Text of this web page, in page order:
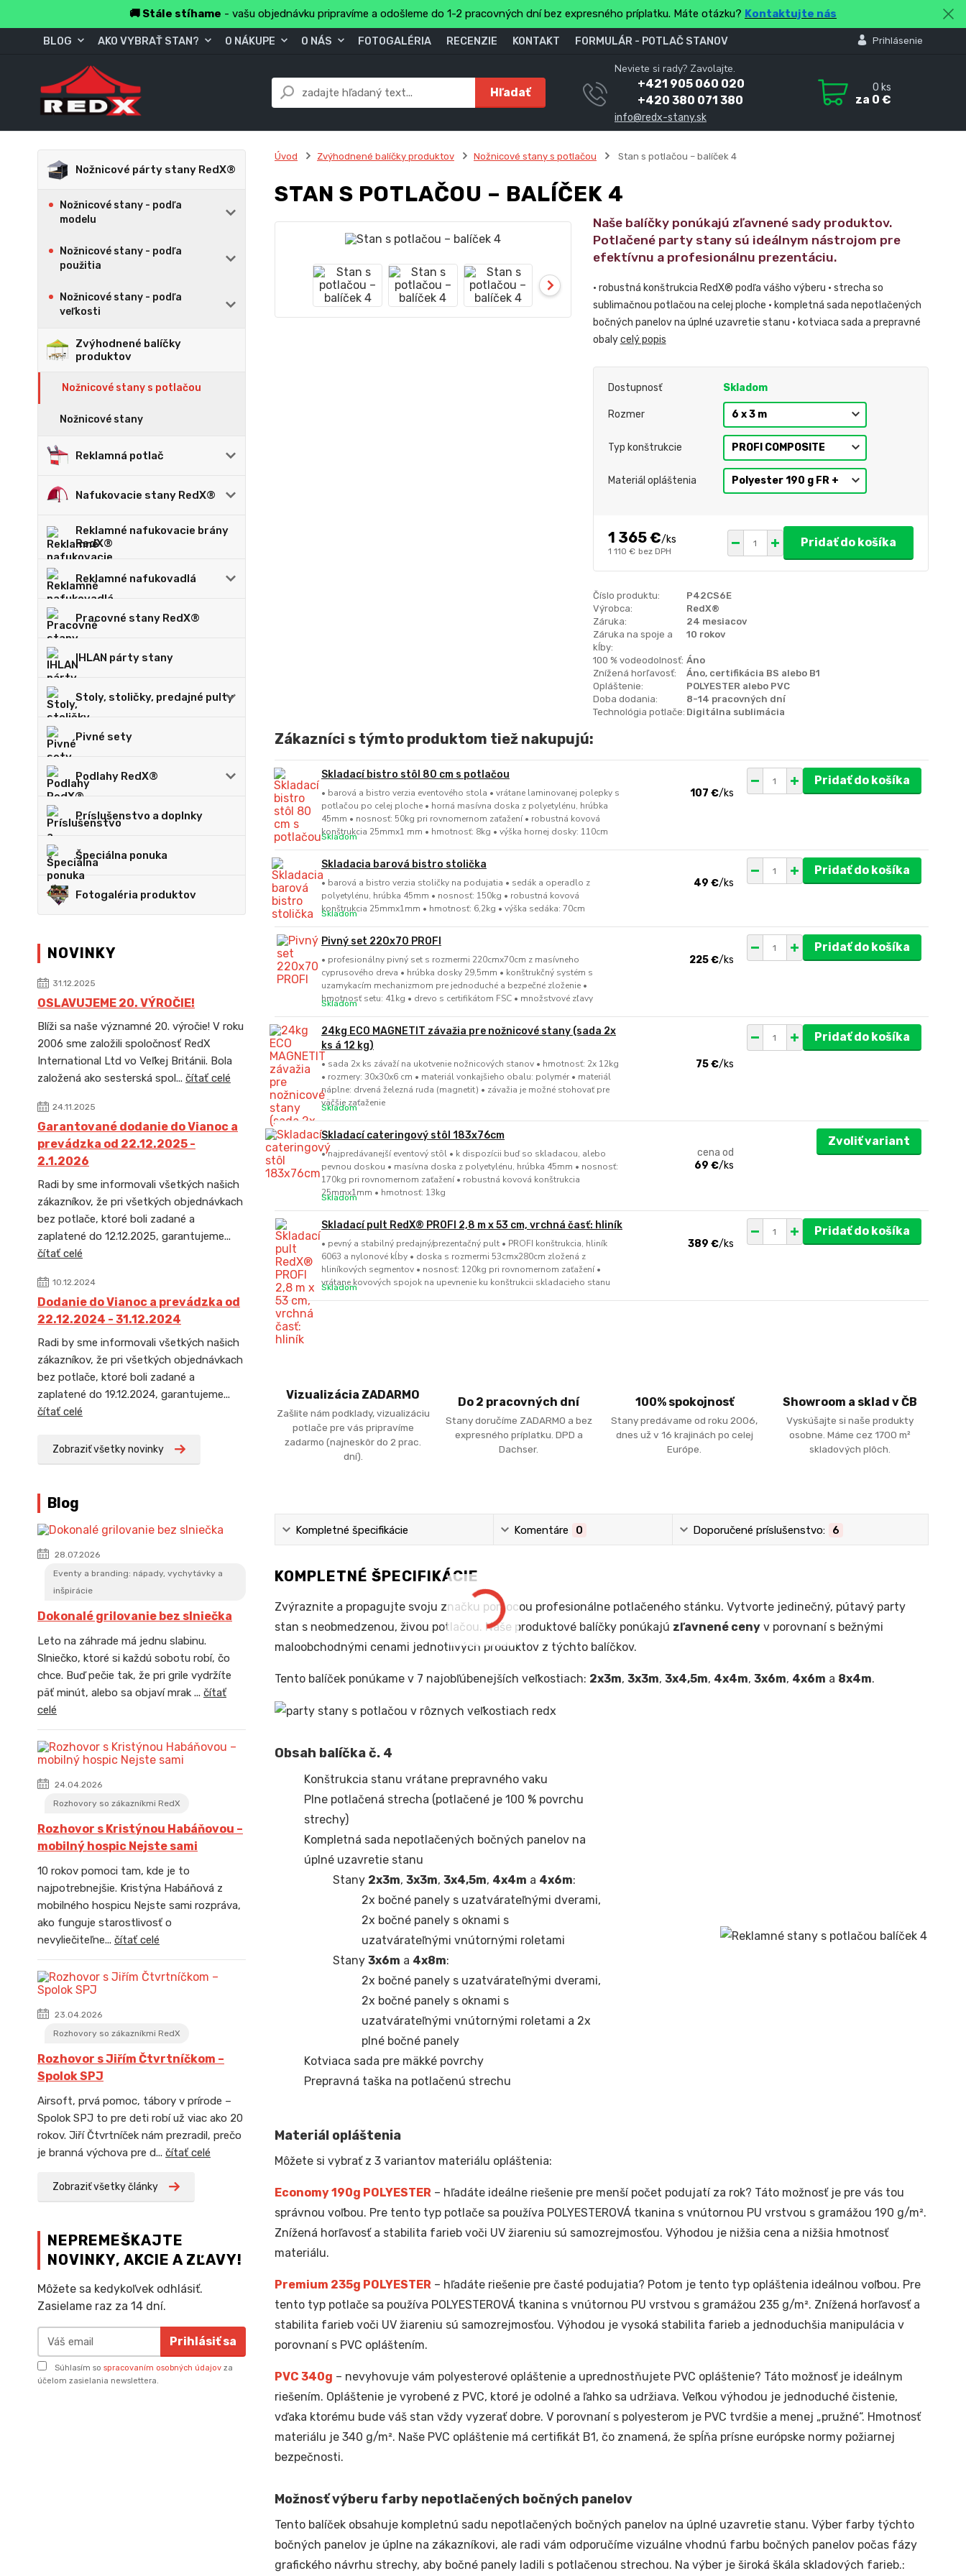
🚚 Stále stíhame - vašu objednávku pripravíme a odošleme do 1-2 pracovných dní bez expresného príplatku. Máte otázku? Kontaktujte nás
BLOG AKO VYBRAŤ STAN? O NÁKUPE O NÁS FOTOGALÉRIA RECENZIE KONTAKT FORMULÁR - POTLAČ STANOV Prihlásenie
Hľadať
Neviete si rady? Zavolajte.
+421 905 060 020
+420 380 071 380
info@redx-stany.sk
0 ks
za 0 €
Nožnicové párty stany RedX®
Nožnicové stany - podľa
modelu
Nožnicové stany - podľa
použitia
Nožnicové stany - podľa
veľkosti
Zvýhodnené balíčky
produktov
Nožnicové stany s potlačou
Nožnicové stany
Reklamná potlač
Nafukovacie stany RedX®
Reklamné nafukovacie brány
RedX®
Reklamné nafukovadlá
Pracovné stany RedX®
IHLAN párty stany
Stoly, stoličky, predajné pulty
Pivné sety
Podlahy RedX®
Príslušenstvo a doplnky
Špeciálna ponuka
Fotogaléria produktov
NOVINKY
31.12.2025
OSLAVUJEME 20. VÝROČIE!
Blíži sa naše významné 20. výročie! V roku
2006 sme založili spoločnosť RedX
International Ltd vo Veľkej Británii. Bola
založená ako sesterská spol... čítať celé
24.11.2025
Garantované dodanie do Vianoc a
prevádzka od 22.12.2025 -
2.1.2026
Radi by sme informovali všetkých našich
zákazníkov, že pri všetkých objednávkach
bez potlače, ktoré boli zadané a
zaplatené do 12.12.2025, garantujeme...
čítať celé
10.12.2024
Dodanie do Vianoc a prevádzka od
22.12.2024 - 31.12.2024
Radi by sme informovali všetkých našich
zákazníkov, že pri všetkých objednávkach
bez potlače, ktoré boli zadané a
zaplatené do 19.12.2024, garantujeme...
čítať celé
Zobraziť všetky novinky
Blog
28.07.2026
Eventy a branding: nápady, vychytávky a
inšpirácie
Dokonalé grilovanie bez slniečka
Leto na záhrade má jednu slabinu.
Slniečko, ktoré si každú sobotu robí, čo
chce. Buď pečie tak, že pri grile vydržíte
päť minút, alebo sa objaví mrak ... čítať
celé
24.04.2026
Rozhovory so zákazníkmi RedX
Rozhovor s Kristýnou Habáňovou –
mobilný hospic Nejste sami
10 rokov pomoci tam, kde je to
najpotrebnejšie. Kristýna Habáňová z
mobilného hospicu Nejste sami rozpráva,
ako funguje starostlivosť o
nevyliečiteľne... čítať celé
23.04.2026
Rozhovory so zákazníkmi RedX
Rozhovor s Jiřím Čtvrtníčkom –
Spolok SPJ
Airsoft, prvá pomoc, tábory v prírode –
Spolok SPJ to pre deti robí už viac ako 20
rokov. Jiří Čtvrtníček nám prezradil, prečo
je branná výchova pre d... čítať celé
Zobraziť všetky články
NEPREMEŠKAJTE
NOVINKY, AKCIE A ZĽAVY!
Môžete sa kedykoľvek odhlásiť.
Zasielame raz za 14 dní.
Prihlásiť sa
Súhlasím so spracovaním osobných údajov za
účelom zasielania newslettera.
Úvod Zvýhodnené balíčky produktov Nožnicové stany s potlačou Stan s potlačou – balíček 4
STAN S POTLAČOU – BALÍČEK 4
Naše balíčky ponúkajú zľavnené sady produktov.
Potlačené party stany sú ideálnym nástrojom pre
efektívnu a profesionálnu prezentáciu.
• robustná konštrukcia RedX® podľa vášho výberu • strecha so
sublimačnou potlačou na celej ploche • kompletná sada nepotlačených
bočných panelov na úplné uzavretie stanu • kotviaca sada a prepravné
obalycelý popis
Dostupnosť Skladom
Rozmer
Typ konštrukcie
Materiál opláštenia
1 365 €/ks
1 110 € bez DPH
Pridať do košíka
Číslo produktu:
P42CS6E
Výrobca:
RedX®
Záruka:
24 mesiacov
Záruka na spoje a
kĺby:
10 rokov
100 % vodeodolnosť: Áno
Znížená horľavosť:
Áno, certifikácia BS alebo B1
Opláštenie:
POLYESTER alebo PVC
Doba dodania:
8-14 pracovných dní
Technológia potlače: Digitálna sublimácia
Zákazníci s týmto produktom tiež nakupujú:
Skladací bistro stôl 80 cm s potlačou
• barová a bistro verzia eventového stola • vrátane laminovanej polepky s
potlačou po celej ploche • horná masívna doska z polyetylénu, hrúbka
45mm • nosnosť: 50kg pri rovnomernom zaťažení • robustná kovová
konštrukcia 25mmx1 mm • hmotnosť: 8kg • výška hornej dosky: 110cm
107 €/ks
Skladom
Pridať do košíka
Skladacia barová bistro stolička
• barová a bistro verzia stoličky na podujatia • sedák a operadlo z
polyetylénu, hrúbka 45mm • nosnosť: 150kg • robustná kovová
konštrukcia 25mmx1mm • hmotnosť: 6,2kg • výška sedáka: 70cm
49 €/ks
Skladom
Pridať do košíka
Pivný set 220x70 PROFI
• profesionálny pivný set s rozmermi 220cmx70cm z masívneho
cyprusového dreva • hrúbka dosky 29,5mm • konštrukčný systém s
uzamykacím mechanizmom pre jednoduché a bezpečné zloženie •
hmotnosť setu: 41kg • drevo s certifikátom FSC • množstvové zľavy
225 €/ks
Skladom
Pridať do košíka
24kg ECO MAGNETIT závažia pre nožnicové stany (sada 2x
ks á 12 kg)
• sada 2x ks závaží na ukotvenie nožnicových stanov • hmotnosť: 2x 12kg
• rozmery: 30x30x6 cm • materiál vonkajšieho obalu: polymér • materiál
náplne: drvená železná ruda (magnetit) • závažia je možné stohovať pre
väčšie zaťaženie
75 €/ks
Skladom
Pridať do košíka
Skladací cateringový stôl 183x76cm
• najpredávanejší eventový stôl • k dispozícii buď so skladacou, alebo
pevnou doskou • masívna doska z polyetylénu, hrúbka 45mm • nosnosť:
170kg pri rovnomernom zaťažení • robustná kovová konštrukcia
25mmx1mm • hmotnosť: 13kg
cena od
69 €/ks
Skladom
Zvoliť variant
Skladací pult RedX® PROFI 2,8 m x 53 cm, vrchná časť: hliník
• pevný a stabilný predajný/prezentačný pult • PROFI konštrukcia, hliník
6063 a nylonové kĺby • doska s rozmermi 53cmx280cm zložená z
hliníkových segmentov • nosnosť: 120kg pri rovnomernom zaťažení •
vrátane kovových spojok na upevnenie ku konštrukcii skladacieho stanu
389 €/ks
Skladom
Pridať do košíka
Vizualizácia ZADARMO
Zašlite nám podklady, vizualizáciu
potlače pre vás pripravíme
zadarmo (najneskôr do 2 prac.
dní).
Do 2 pracovných dní
Stany doručíme ZADARMO a bez
expresného príplatku. DPD a
Dachser.
100% spokojnosť
Stany predávame od roku 2006,
dnes už v 16 krajinách po celej
Európe.
Showroom a sklad v ČB
Vyskúšajte si naše produkty
osobne. Máme cez 1700 m²
skladových plôch.
Kompletné špecifikácie Komentáre 0 Doporučené príslušenstvo: 6
KOMPLETNÉ ŠPECIFIKÁCIE
Zvýraznite a propagujte svoju značku pomocou profesionálne potlačeného stánku. Vytvorte jedinečný, pútavý party
stan s neobmedzenou, živou potlačou. Naše produktové balíčky ponúkajú zľavnené cenyv porovnaní s bežnými
maloobchodnými cenami jednotlivých produktov z týchto balíčkov.
Tento balíček ponúkame v 7 najobľúbenejších veľkostiach: 2x3m, 3x3m, 3x4,5m, 4x4m, 3x6m, 4x6m a 8x4m.
Obsah balíčka č. 4
Konštrukcia stanu vrátane prepravného vaku
Plne potlačená strecha (potlačené je 100 % povrchu
strechy)
Kompletná sada nepotlačených bočných panelov na
úplné uzavretie stanu
Stany 2x3m, 3x3m, 3x4,5m, 4x4m a 4x6m:
2x bočné panely s uzatvárateľnými dverami,
2x bočné panely s oknami s
uzatvárateľnými vnútornými roletami
Stany 3x6m a 4x8m:
2x bočné panely s uzatvárateľnými dverami,
2x bočné panely s oknami s
uzatvárateľnými vnútornými roletami a 2x
plné bočné panely
Kotviaca sada pre mäkké povrchy
Prepravná taška na potlačenú strechu
Materiál opláštenia
Môžete si vybrať z 3 variantov materiálu opláštenia:
Economy 190g POLYESTER– hľadáte ideálne riešenie pre menší počet podujatí za rok? Táto možnosť je pre vás tou
správnou voľbou. Pre tento typ potlače sa používa POLYESTEROVÁ tkanina s vnútornou PU vrstvou s gramážou 190 g/m².
Znížená horľavosť a stabilita farieb voči UV žiareniu sú samozrejmosťou. Výhodou je nižšia cena a nižšia hmotnosť
materiálu.
Premium 235g POLYESTER– hľadáte riešenie pre časté podujatia? Potom je tento typ opláštenia ideálnou voľbou. Pre
tento typ potlače sa používa POLYESTEROVÁ tkanina s vnútornou PU vrstvou s gramážou 235 g/m². Znížená horľavosť a
stabilita farieb voči UV žiareniu sú samozrejmosťou. Výhodou je vysoká stabilita farieb a jednoduchšia manipulácia v
porovnaní s PVC opláštením.
PVC 340g – nevyhovuje vám polyesterové opláštenie a uprednostňujete PVC opláštenie? Táto možnosť je ideálnym
riešením. Opláštenie je vyrobené z PVC, ktoré je odolné a ľahko sa udržiava. Veľkou výhodou je jednoduché čistenie,
vďaka ktorému bude váš stan vždy vyzerať dobre. V porovnaní s polyesterom je PVC tvrdšie a menej „pružné“. Hmotnosť
materiálu je 340 g/m². Naše PVC opláštenie má certifikát B1, čo znamená, že spĺňa prísne európske normy požiarnej
bezpečnosti.
Možnosť výberu farby nepotlačených bočných panelov
Tento balíček obsahuje kompletnú sadu nepotlačených bočných panelov na úplné uzavretie stanu. Výber farby týchto
bočných panelov je úplne na zákazníkovi, ale radi vám odporučíme vizuálne vhodnú farbu bočných panelov počas fázy
grafického návrhu strechy, aby bočné panely ladili s potlačenou strechou. Na výber je široká škála skladových farieb.: